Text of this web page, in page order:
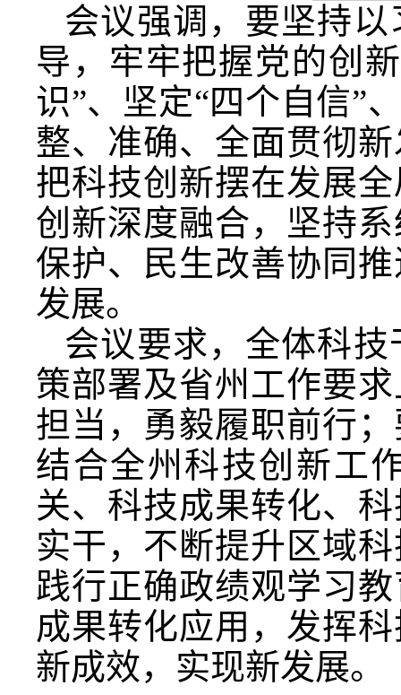
会议强调，要坚持
导，牢牢把握党的创
识”、坚定“四个自信”
整、准确、全面贯彻
把科技创新摆在发展
创新深度融合，坚持
保护、民生改善协同
发展。
会议要求，全体科
策部署及省州工作要
担当，勇毅履职前行
结合全州科技创新工
关、科技成果转化、
实干，不断提升区域
践行正确政绩观学习
成果转化应用，发挥
新成效，实现新发展。